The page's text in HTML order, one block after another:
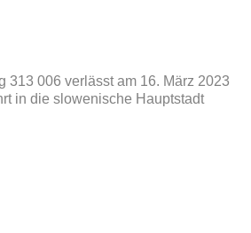
313 006 verlässt am 16. März 2023
in die slowenische Hauptstadt